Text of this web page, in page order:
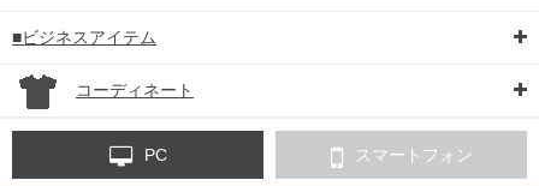
■ビジネスアイテム
コーディネート
PC スマートフォン